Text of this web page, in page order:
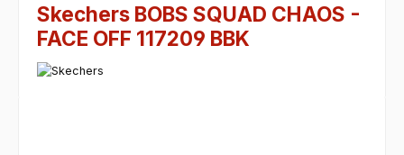
Skechers BOBS SQUAD CHAOS -
FACE OFF 117209 BBK